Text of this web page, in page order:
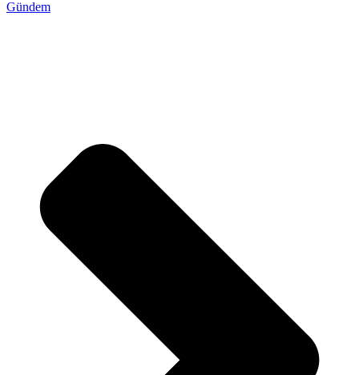
Gündem